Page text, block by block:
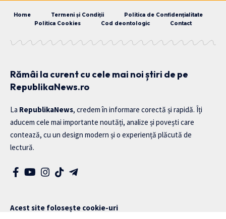
Home Termeni și Condiții
Politica de Confidențialitate
Politica Cookies
Cod deontologic Contact
Rămâi la curent cu cele mai noi știri de pe
RepublikaNews.ro
La RepublikaNews, credem în informare corectă și rapidă. Îți
aducem cele mai importante noutăți, analize și povești care
contează, cu un design modern și o experiență plăcută de
lectură.
Acest site folosește cookie-uri